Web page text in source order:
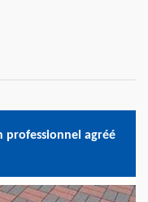
professionnel agréé